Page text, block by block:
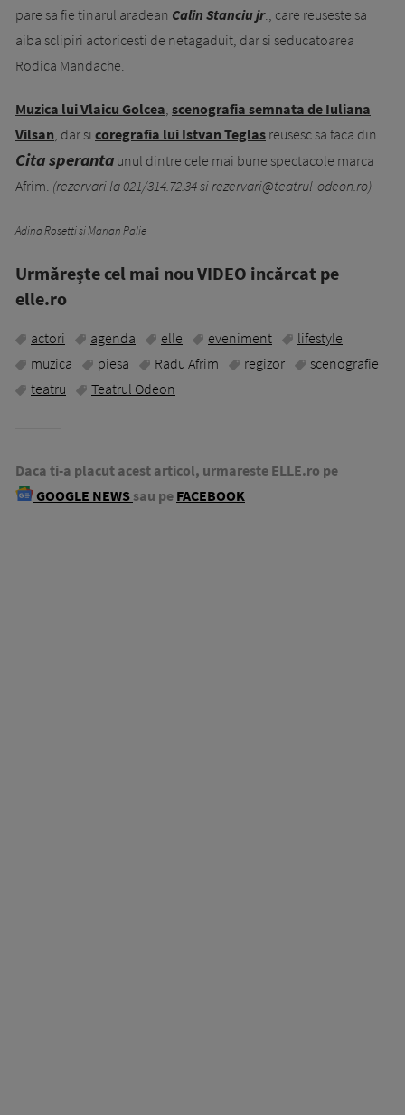
pare sa fie tinarul aradean Calin Stanciu jr., care reuseste sa
aiba sclipiri actoricesti de netagaduit, dar si seducatoarea
Rodica Mandache.
Muzica lui Vlaicu Golcea, scenografia semnata de Iuliana
Vilsan, dar si coregrafia lui Istvan Teglas reusesc sa faca din
Cita spe­ranta unul dintre cele mai bune spectacole marca
Afrim. (rezervari la 021/314.72.34 sirezervari@teatrul-odeon.ro)
Adina Rosetti si Marian Palie
Urmăreşte cel mai nou VIDEO incărcat pe
elle.ro
actori agenda elle eveniment
lifestyle
muzica
piesa Radu Afrim regizor
scenografie
teatru
Teatrul Odeon
Daca ti-a placut acest articol, urmareste ELLE.ro pe
GOOGLE NEWS sau pe FACEBOOK